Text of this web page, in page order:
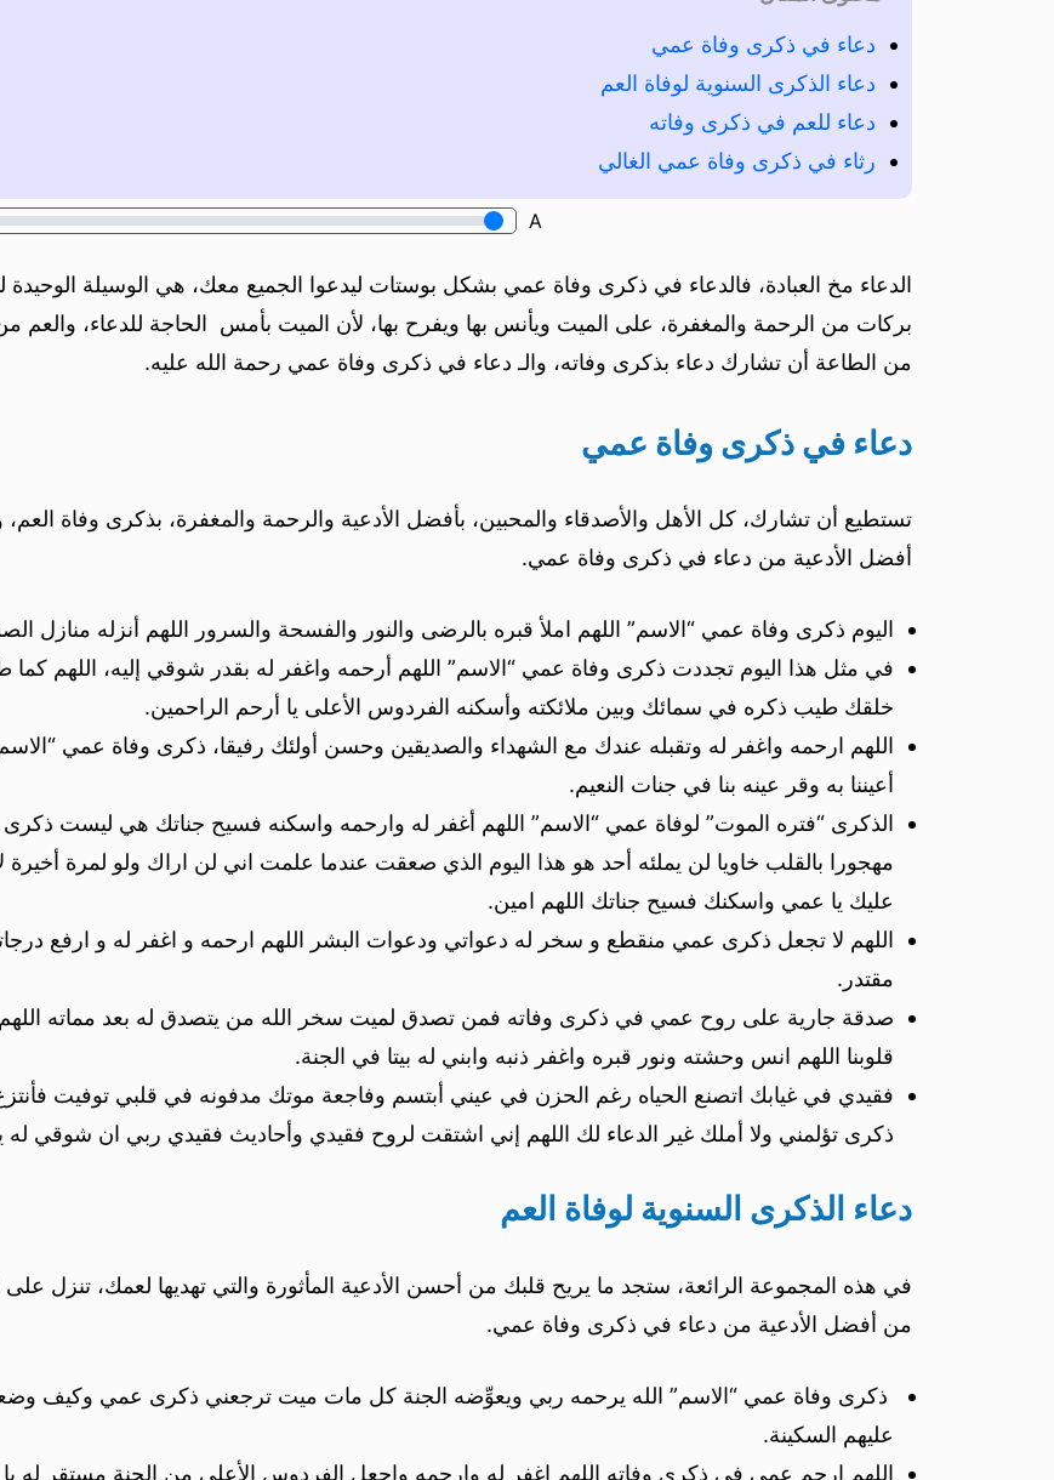
دعاء في ذكرى وفاة عمي
دعاء الذكرى السنوية لوفاة العم
دعاء للعم في ذكرى وفاته
رثاء في ذكرى وفاة عمي الغالي
A
الدعاء مخ العبادة، فالدعاء في ذكرى وفاة عمي بشكل بوستات ليدعوا الجميع معك، هي الوسيلة
بركات من الرحمة والمغفرة، على الميت ويأنس بها ويفرح بها، لأن الميت بأمس الحاجة للدعاء، والعم
من الطاعة أن تشارك دعاء بذكرى وفاته، والـ دعاء في ذكرى وفاة عمي رحمة الله عليه.
دعاء في ذكرى وفاة عمي
تستطيع أن تشارك، كل الأهل والأصدقاء والمحبين، بأفضل الأدعية والرحمة والمغفرة، بذكرى وفاة
أفضل الأدعية من دعاء في ذكرى وفاة عمي.
اليوم ذكرى وفاة عمي “الاسم” اللهم املأ قبره بالرضى والنور والفسحة والسرور اللهم أنزله منازل
في مثل هذا اليوم تجددت ذكرى وفاة عمي “الاسم” اللهم أرحمه واغفر له بقدر شوقي إليه، اللهم
خلقك طيب ذكره في سمائك وبين ملائكته وأسكنه الفردوس الأعلى يا أرحم الراحمين.
اللهم ارحمه واغفر له وتقبله عندك مع الشهداء والصديقين وحسن أولئك رفيقا، ذكرى وفاة عمي
أعيننا به وقر عينه بنا في جنات النعيم.
الذكرى “فتره الموت” لوفاة عمي “الاسم” اللهم أغفر له وارحمه واسكنه فسيح جناتك هي ليست
مهجورا بالقلب خاويا لن يملئه أحد هو هذا اليوم الذي صعقت عندما علمت اني لن اراك ولو لمرة
عليك يا عمي واسكنك فسيح جناتك اللهم امين.
اللهم لا تجعل ذكرى عمي منقطع و سخر له دعواتي ودعوات البشر اللهم ارحمه و اغفر له و ارفع
مقتدر.
صدقة جارية على روح عمي في ذكرى وفاته فمن تصدق لميت سخر الله من يتصدق له بعد مماته
قلوبنا اللهم انس وحشته ونور قبره واغفر ذنبه وابني له بيتا في الجنة.
فقيدي في غيابك اتصنع الحياه رغم الحزن في عيني أبتسم وفاجعة موتك مدفونه في قلبي توفيت
ذكرى تؤلمني ولا أملك غير الدعاء لك اللهم إني اشتقت لروح فقيدي وأحاديث فقيدي ربي ان شوقي
دعاء الذكرى السنوية لوفاة العم
في هذه المجموعة الرائعة، ستجد ما يريح قلبك من أحسن الأدعية المأثورة والتي تهديها لعمك، تنزل
من أفضل الأدعية من دعاء في ذكرى وفاة عمي.
ذكرى وفاة عمي “الاسم” الله يرحمه ربي ويعوِّضه الجنة كل مات ميت ترجعني ذكرى عمي وكيف وضعنا
عليهم السكينة.
اللهم ارحم عمي في ذكرى وفاته اللهم اغفر له وارحمه واجعل الفردوس الأعلى من الجنة مستقر له يا